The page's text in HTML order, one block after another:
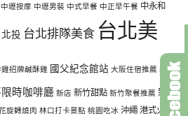
中壢按摩 中壢男裝 中式早餐 中正早午餐 中永和
北投 台北排隊美食 台北美
雞招牌鹹酥雞 國父紀念館站 大阪住宿推薦 小
時咖啡廳 新店 新竹甜點 新竹聚餐推薦 新
旋轉燒肉 林口打卡景點 桃園吃冰 沖繩 港式火鍋